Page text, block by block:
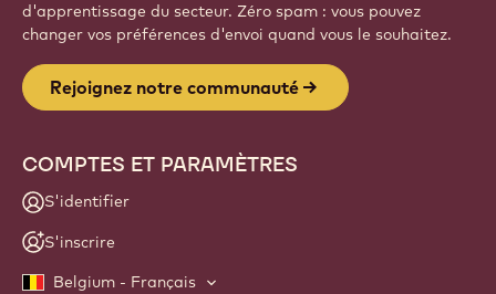
d'apprentissage du secteur. Zéro spam : vous pouvez
changer vos préférences d'envoi quand vous le souhaitez.
Rejoignez notre communauté
COMPTES ET PARAMÈTRES
S'identifier
S'inscrire
Belgium - Français